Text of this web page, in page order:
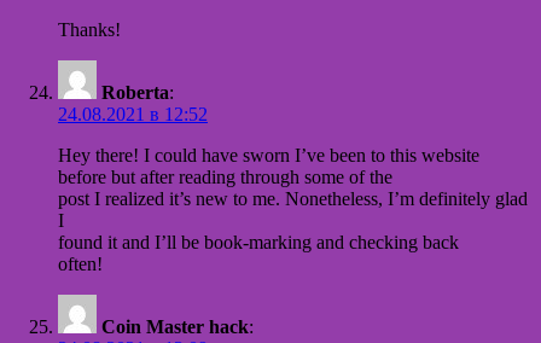
Thanks!
Roberta:
24.08.2021 в 12:52
Hey there! I could have sworn I’ve been to this website
before but after reading through some of the
post I realized it’s new to me. Nonetheless, I’m definitely glad
I
found it and I’ll be book-marking and checking back
often!
Coin Master hack: